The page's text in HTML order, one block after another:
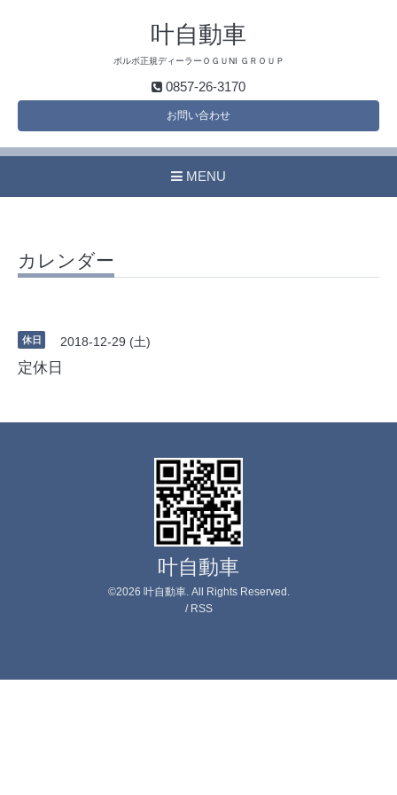
叶自動車
ボルボ正規ディーラーＯＧＵNI ＧＲＯＵＰ
0857-26-3170
お問い合わせ
MENU
カレンダー
休日 2018-12-29 (土)
定休日
叶自動車
©2026 叶自動車. All Rights Reserved.
/ RSS